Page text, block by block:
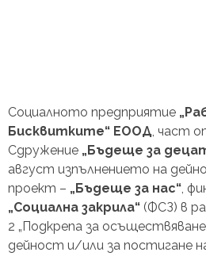
Социалното предприятие
Бисквитките“ ЕООД, част
Сдружение „Бъдеще за
август изпълнението на
проект – „Бъдеще за нас“,
„Социална закрила“ (ФСЗ) в
2 „Подкрепа за
дейност и/или за постигане